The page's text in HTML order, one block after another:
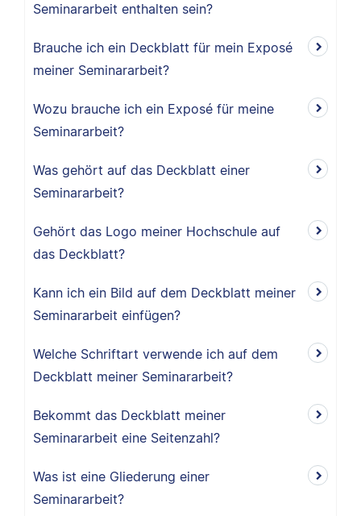
Seminararbeit enthalten sein?
Brauche ich ein Deckblatt für mein Exposé
meiner Seminararbeit?
Wozu brauche ich ein Exposé für meine
Seminararbeit?
Was gehört auf das Deckblatt einer
Seminararbeit?
Gehört das Logo meiner Hochschule auf
das Deckblatt?
Kann ich ein Bild auf dem Deckblatt meiner
Seminararbeit einfügen?
Welche Schriftart verwende ich auf dem
Deckblatt meiner Seminararbeit?
Bekommt das Deckblatt meiner
Seminararbeit eine Seitenzahl?
Was ist eine Gliederung einer
Seminararbeit?